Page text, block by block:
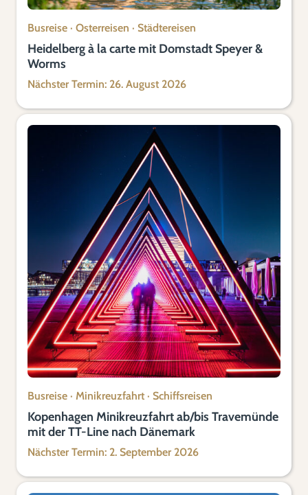
Busreise · Osterreisen · Städtereisen
Heidelberg à la carte mit Domstadt Speyer &
Worms
Nächster Termin: 26. August 2026
Busreise · Minikreuzfahrt · Schiffsreisen
Kopenhagen Minikreuzfahrt ab/bis Travemünde
mit der TT-Line nach Dänemark
Nächster Termin: 2. September 2026